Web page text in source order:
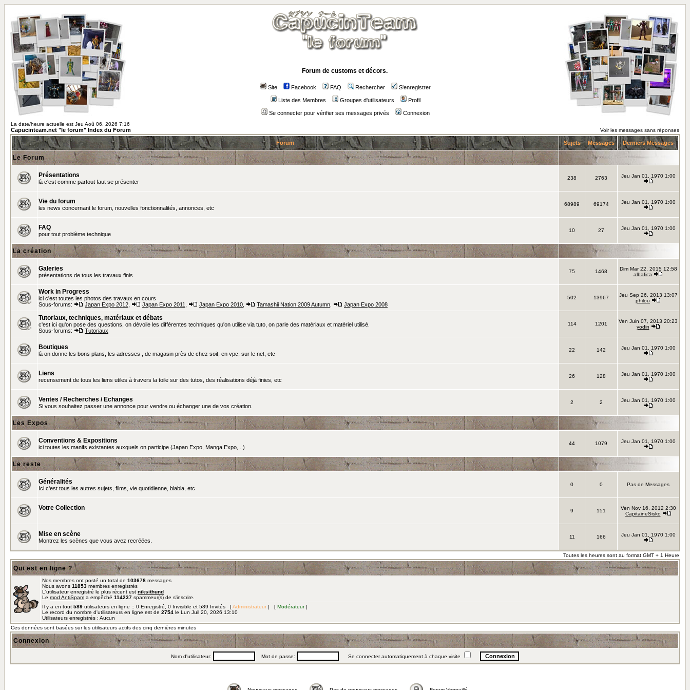
Forum de customs et décors.
Site Facebook FAQ Rechercher S'enregistrer
Liste des Membres Groupes d'utilisateurs Profil
Se connecter pour vérifier ses messages privés Connexion
La date/heure actuelle est Jeu Aoû 06, 2026 7:16
Capucinteam.net "le forum" Index du Forum Voir les messages sans réponses
Forum Sujets Messages Derniers Messages
Le Forum
Présentations
là c'est comme partout faut se présenter
238 2763 Jeu Jan 01, 1970 1:00
Vie du forum
les news concernant le forum, nouvelles fonctionnalités, annonces, etc
68989 69174 Jeu Jan 01, 1970 1:00
FAQ
pour tout problème technique
10 27 Jeu Jan 01, 1970 1:00
La création
Galeries
présentations de tous les travaux finis
75 1468
Dim Mar 22, 2015 12:58
albafica
Work in Progress
ici c'est toutes les photos des travaux en cours
Sous-forums:
Japan Expo 2012 Japan Expo 2011 Japan Expo 2010 Tamashii Nation 2009 Autumn Japan Expo 2008
502 13967
Jeu Sep 26, 2013 13:07
philou
Tutoriaux, techniques, matériaux et débats
c'est ici qu'on pose des questions, on dévoile les différentes techniques qu'on utilise via tuto, on parle des matériaux et matériel utilisé.
Sous-forums:
Tutoriaux
114 1201
Ven Juin 07, 2013 20:23
yodin
Boutiques
là on donne les bons plans, les adresses , de magasin près de chez soit, en vpc, sur le net, etc
22 142 Jeu Jan 01, 1970 1:00
Liens
recensement de tous les liens utiles à travers la toile sur des tutos, des réalisations déjà finies, etc
26 128 Jeu Jan 01, 1970 1:00
Ventes / Recherches / Echanges
Si vous souhaitez passer une annonce pour vendre ou échanger une de vos création.
2 2 Jeu Jan 01, 1970 1:00
Les Expos
Conventions & Expositions
ici toutes les manifs existantes auxquels on participe (Japan Expo, Manga Expo,...)
44 1079 Jeu Jan 01, 1970 1:00
Le reste
Généralités
Ici c'est tous les autres sujets, films, vie quotidienne, blabla, etc
0 0 Pas de Messages
Votre Collection 9 151
Ven Nov 16, 2012 2:30
CapitaineSisko
Mise en scène
Montrez les scènes que vous avez recréées.
11 166 Jeu Jan 01, 1970 1:00
Toutes les heures sont au format GMT + 1 Heure
Qui est en ligne ?
Nos membres ont posté un total de 103678 messages
Nous avons 11853 membres enregistrés
L'utilisateur enregistré le plus récent est niksithund
Le mod AntiSpam a empêché 114237 spammeur(s) de s'inscrire.
Il y a en tout 589 utilisateurs en ligne :: 0 Enregistré, 0 Invisible et 589 Invités [Administrateur ] [ Modérateur]
Le record du nombre d'utilisateurs en ligne est de 2754 le Lun Juil 20, 2026 13:10
Utilisateurs enregistrés : Aucun
Ces données sont basées sur les utilisateurs actifs des cinq dernières minutes
Connexion
Nom d'utilisateur: Mot de passe: Se connecter automatiquement à chaque visite